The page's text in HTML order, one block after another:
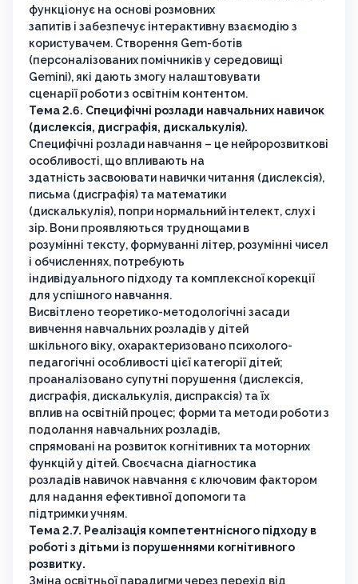
функціонує на основі розмовних
запитів і забезпечує інтерактивну взаємодію з
користувачем. Створення Gem-ботів
(персоналізованих помічників у середовищі
Gemini), які дають змогу налаштовувати
сценарії роботи з освітнім контентом.
Тема 2.6. Специфічні розлади навчальних навичок
(дислексія, дисграфія, дискалькулія).
Специфічні розлади навчання – це нейророзвиткові
особливості, що впливають на
здатність засвоювати навички читання (дислексія),
письма (дисграфія) та математики
(дискалькулія), попри нормальний інтелект, слух і
зір. Вони проявляються труднощами в
розумінні тексту, формуванні літер, розумінні чисел
і обчисленнях, потребують
індивідуального підходу та комплексної корекції
для успішного навчання.
Висвітлено теоретико-методологічні засади
вивчення навчальних розладів у дітей
шкільного віку, охарактеризовано психолого-
педагогічні особливості цієї категорії дітей;
проаналізовано супутні порушення (дислексія,
дисграфія, дискалькулія, диспраксія) та їх
вплив на освітній процес; форми та методи роботи з
подолання навчальних розладів,
спрямовані на розвиток когнітивних та моторних
функцій у дітей. Своєчасна діагностика
розладів навичок навчання є ключовим фактором
для надання ефективної допомоги та
підтримки учням.
Тема 2.7. Реалізація компетентнісного підходу в
роботі з дітьми із порушеннями когнітивного
розвитку.
Зміна освітньої парадигми через перехід від